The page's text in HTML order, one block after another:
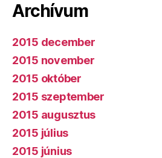
Archívum
2015 december
2015 november
2015 október
2015 szeptember
2015 augusztus
2015 július
2015 június